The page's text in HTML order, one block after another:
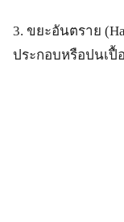
3. ขยะอันตราย
ประกอบหรือปนเ